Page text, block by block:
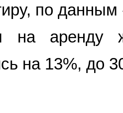
по
аренду
на 13%, до